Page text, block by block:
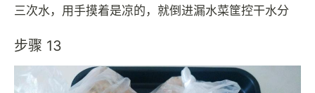
三次水，用手摸着是凉的，就倒进漏水菜筐控干水分
步骤 13